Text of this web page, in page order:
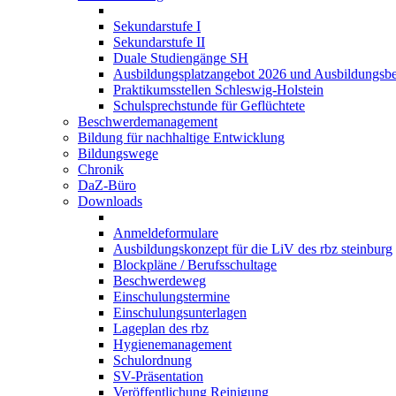
Sekundarstufe I
Sekundarstufe II
Duale Studiengänge SH
Ausbildungsplatzangebot 2026 und
Praktikumsstellen Schleswig-Holstein
Schulsprechstunde für Geflüchtete
Beschwerdemanagement
Bildung für nachhaltige Entwicklung
Bildungswege
Chronik
DaZ-Büro
Downloads
Anmeldeformulare
Ausbildungskonzept für die LiV des rbz steinburg
Blockpläne / Berufsschultage
Beschwerdeweg
Einschulungstermine
Einschulungsunterlagen
Lageplan des rbz
Hygienemanagement
Schulordnung
SV-Präsentation
Veröffentlichung Reinigung